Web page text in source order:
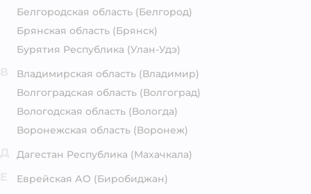
Белгородская область (Белгород)
Брянская область (Брянск)
Бурятия Республика (Улан-Удэ)
Владимирская область (Владимир)
Волгоградская область (Волгоград)
Вологодская область (Вологда)
Воронежская область (Воронеж)
Дагестан Республика (Махачкала)
Еврейская АО (Биробиджан)